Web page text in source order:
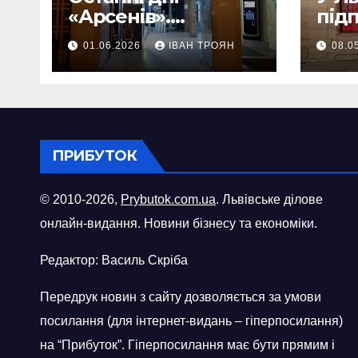
«Арсенів».
Фоторепортаж
01.06.2026 ІВАН ТРОЯН
ПРИБУТОК
© 2010-2026, Prybutok.com.ua. Львівське ділове
онлайн-видання. Новини бізнесу та економіки.
Редактор: Василь Скріба
Передрук новин з сайту дозволяється за умови
посилання (для інтернет-видань – гіперпосилання)
на “Прибуток”. Гіперпосилання має бути прямим і